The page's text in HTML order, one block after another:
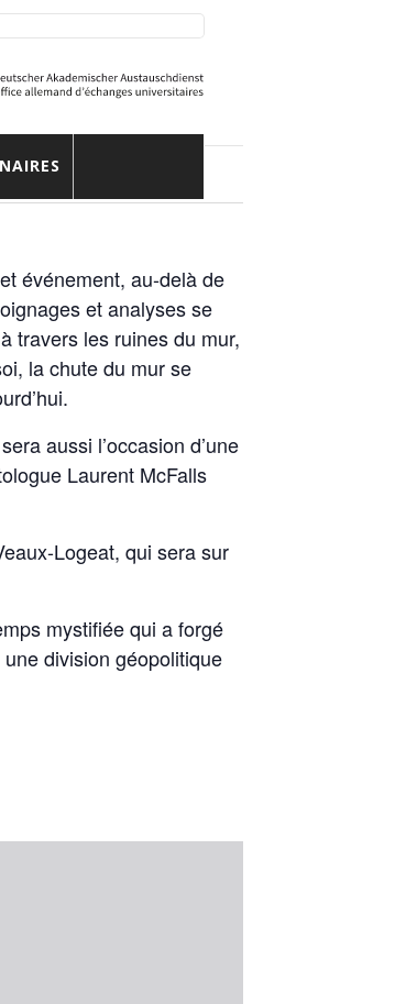
événement, au-delà de
et analyses se
travers les ruines du mur,
la chute du mur se
aussi l’occasion d’une
Laurent McFalls
Logeat, qui sera sur
mystifiée qui a forgé
division géopolitique